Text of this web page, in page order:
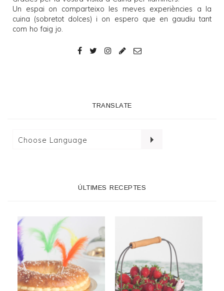
Un espai on comparteixo les meves experiències a la
cuina (sobretot dolces) i on espero que en gaudiu tant
com ho faig jo.
TRANSLATE
ÚLTIMES RECEPTES